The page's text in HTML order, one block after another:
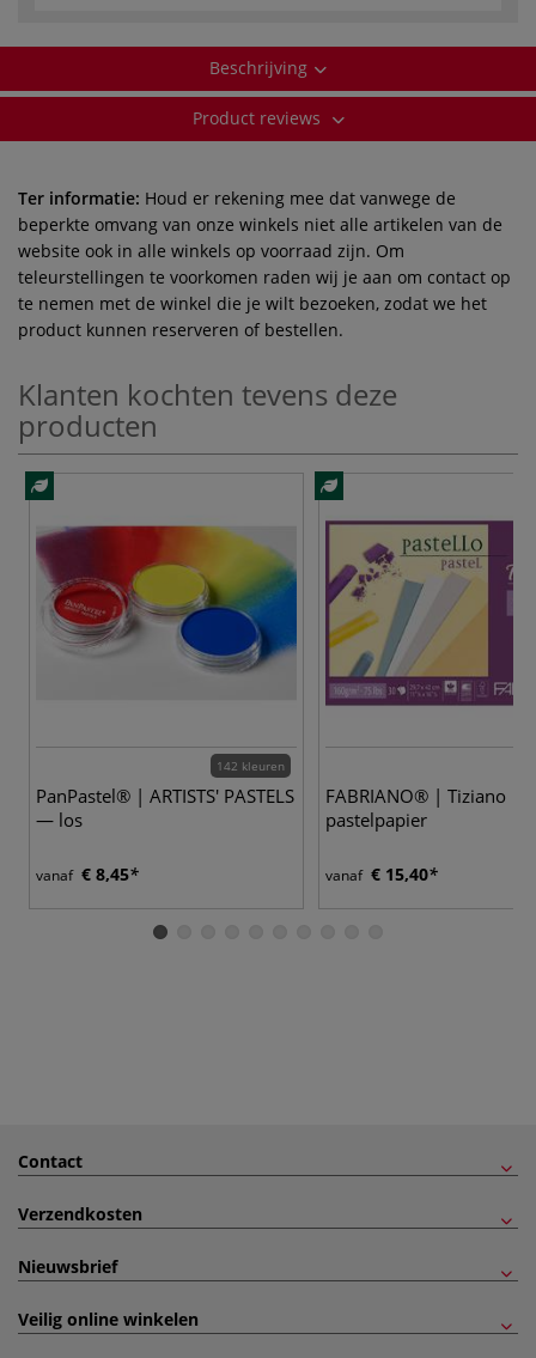
Beschrijving
Product reviews
Ter informatie: Houd er rekening mee dat vanwege de
beperkte omvang van onze winkels niet alle artikelen van de
website ook in alle winkels op voorraad zijn. Om
teleurstellingen te voorkomen raden wij je aan om contact op
te nemen met de winkel die je wilt bezoeken, zodat we het
product kunnen reserveren of bestellen.
Klanten kochten tevens deze
producten
142 kleuren
PanPastel® | ARTISTS' PASTELS
— los
vanaf € 8,45
FABRIANO® | Tiziano
pastelpapier
vanaf € 15,40
Contact
Verzendkosten
Nieuwsbrief
Veilig online winkelen